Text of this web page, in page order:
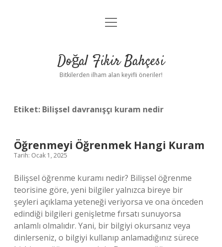
Anasayfa
Yasal Uyarı
menüyü
Doğal Fikir Bahçesi
Bitkilerden ilham alan keyifli öneriler!
Etiket: Bilişsel davranışçı kuram nedir
Öğrenmeyi Öğrenmek Hangi Kuram
Tarih: Ocak 1, 2025
Bilişsel öğrenme kuramı nedir? Bilişsel öğrenme
teorisine göre, yeni bilgiler yalnızca bireye bir
şeyleri açıklama yeteneği veriyorsa ve ona önceden
edindiği bilgileri genişletme fırsatı sunuyorsa
anlamlı olmalıdır. Yani, bir bilgiyi okursanız veya
dinlerseniz, o bilgiyi kullanıp anlamadığınız sürece